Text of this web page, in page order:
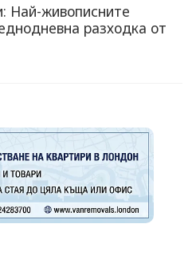
Най-живописните
разходка от